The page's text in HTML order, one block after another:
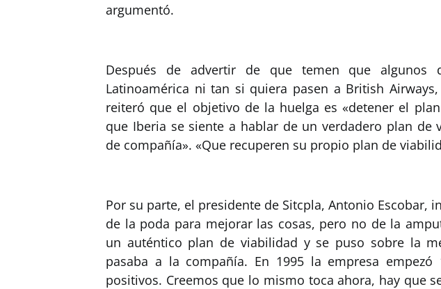
argumentó.
Después de advertir de que temen que algunos
Latinoamérica ni tan si quiera pasen a British Airways,
reiteró que el objetivo de la huelga es «detener el
que Iberia se siente a hablar de un verdadero plan de
de compañía». «Que recuperen su propio plan de
Por su parte, el presidente de Sitcpla, Antonio Escobar,
de la poda para mejorar las cosas, pero no de la
un auténtico plan de viabilidad y se puso sobre la
pasaba a la compañía. En 1995 la empresa empezó
positivos. Creemos que lo mismo toca ahora, hay que